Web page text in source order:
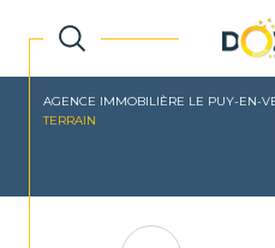
AGENCE IMMOBILIÈRE LE PUY-EN-
TERRAIN